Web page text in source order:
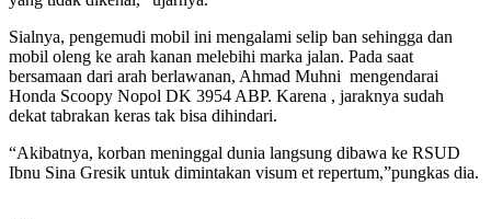
Sialnya, pengemudi mobil ini mengalami selip ban sehingga dan
mobil oleng ke arah kanan melebihi marka jalan. Pada saat
bersamaan dari arah berlawanan, Ahmad Muhni mengendarai
Honda Scoopy Nopol DK 3954 ABP. Karena , jaraknya sudah
dekat tabrakan keras tak bisa dihindari.
“Akibatnya, korban meninggal dunia langsung dibawa ke RSUD
Ibnu Sina Gresik untuk dimintakan visum et repertum,”pungkas dia.